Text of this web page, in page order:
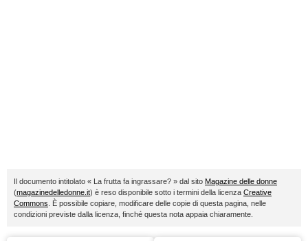
Il documento intitolato « La frutta fa ingrassare? » dal sito Magazine delle donne
(magazinedelledonne.it) è reso disponibile sotto i termini della licenza Creative
Commons . È possibile copiare, modificare delle copie di questa pagina, nelle
condizioni previste dalla licenza, finché questa nota appaia chiaramente.